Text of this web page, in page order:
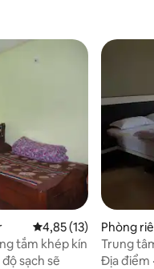
Xếp hạng trung bình
4,85 (13)
tắm khép kín
sạch sẽ
Phòng
Địa điểm ·